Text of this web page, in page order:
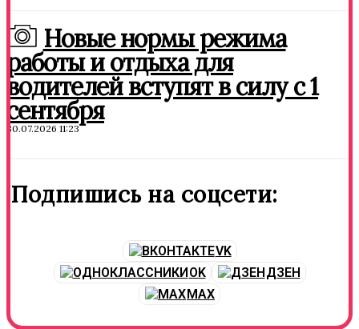
Новые нормы режима
работы и отдыха для
водителей вступят в силу с 1
сентября
30.07.2026 11:23
Подпишись на соцсети:
VK
OK
ДЗЕН
MAX